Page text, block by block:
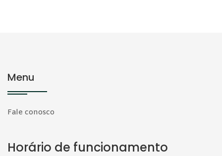
Menu
Fale conosco
Horário de funcionamento